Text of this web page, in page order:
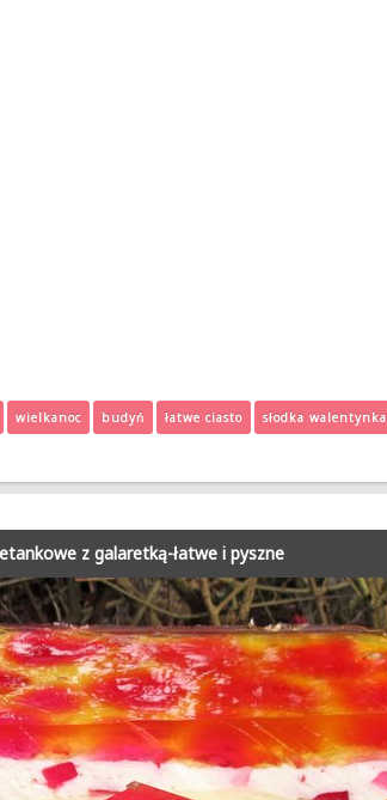
wielkanoc budyń łatwe ciasto słodka walentynka
z galaretką-łatwe i pyszne